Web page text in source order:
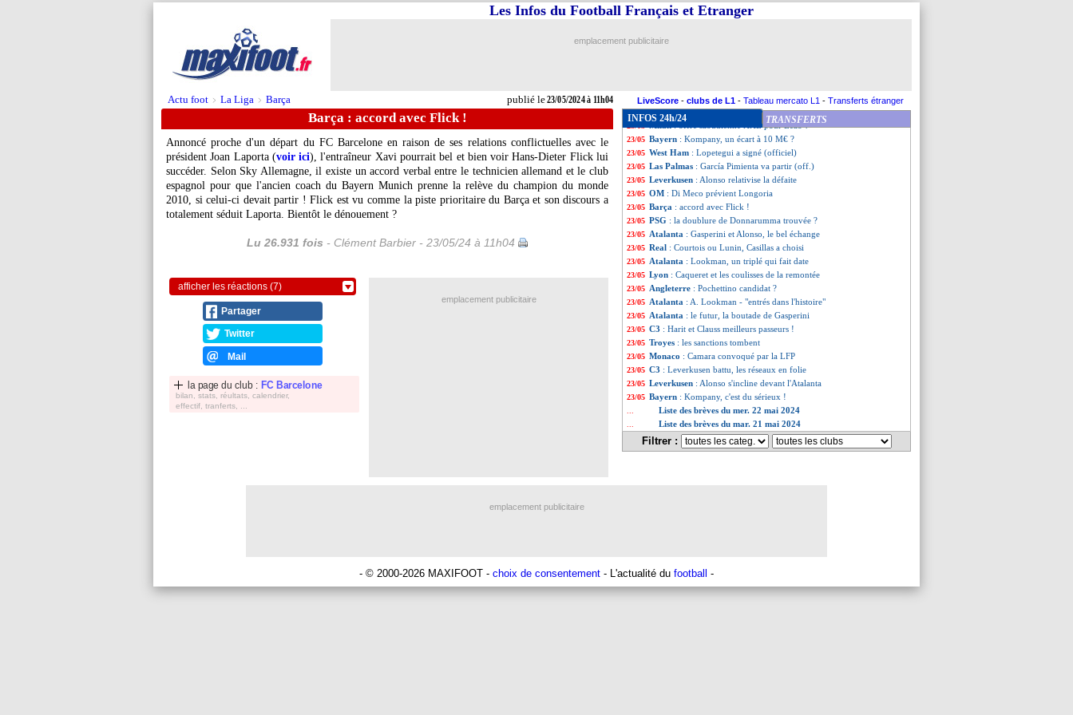
Actu foot > La Liga > Barça publié le23/05/2024 à 11h04
Les Infos du Football Français et Etranger
emplacement publicitaire
LiveScore - clubs de L1 - Tableau mercato L1 - Transferts étranger
Barça : accord avec Flick !
Annoncé proche d'un départ du FC Barcelone en raison de ses relations conflictuelles avec le
président Joan Laporta (voir ici), l'entraîneur Xavi pourrait bel et bien voir Hans-Dieter Flick lui
succéder. Selon Sky Allemagne, il existe un accord verbal entre le technicien allemand et le club
espagnol pour que l'ancien coach du Bayern Munich prenne la relève du champion du monde
2010, si celui-ci devait partir ! Flick est vu comme la piste prioritaire du Barça et son discours a
totalement séduit Laporta. Bientôt le dénouement ?
Lu 26.931 fois - Clément Barbier - 23/05/24 à 11h04
afficher les réactions (7)
Partager
Twitter
Mail
la page du club : FC Barcelone
bilan, stats, réultats, calendrier,
effectif, tranferts, ...
INFOS 24h/24 TRANSFERTS
23/05 Italie: pré-liste sans Verratti pour l'Euro
23/05 Real: Endrick ravi de l'arrivée de Mbappé
23/05 Nantes
23/05 Bologne : Motta quitte bien le navire (officiel)
23/05 Sondage MF: ce sera l'OM pour De Zerbi
: offre saoudienne XXL pour Leão ?
23/05 Bayern : Kompany, un écart à 10 M€ ?
23/05 West Ham : Lopetegui a signé (officiel)
23/05 Las Palmas : García Pimienta va partir (off.)
23/05 Leverkusen : Alonso relativise la défaite
23/05 OM : Di Meco prévient Longoria
23/05 Barça : accord avec Flick !
23/05 PSG : la doublure de Donnarumma trouvée ?
23/05 Atalanta : Gasperini et Alonso, le bel échange
23/05 Real : Courtois ou Lunin, Casillas a choisi
23/05 Atalanta : Lookman, un triplé qui fait date
23/05 Lyon : Caqueret et les coulisses de la remontée
23/05 Angleterre : Pochettino candidat ?
23/05 Atalanta : A. Lookman - "entrés dans l'histoire"
23/05 Atalanta : le futur, la boutade de Gasperini
23/05 C3 : Harit et Clauss meilleurs passeurs !
23/05 Troyes : les sanctions tombent
23/05 Monaco : Camara convoqué par la LFP
23/05 C3 : Leverkusen battu, les réseaux en folie
23/05 Leverkusen : Alonso s'incline devant l'Atalanta
23/05 Bayern : Kompany, c'est du sérieux !
Liste des brèves du mer. 22 mai 2024
Liste des brèves du mar. 21 mai 2024
Filtrer :
emplacement publicitaire
emplacement publicitaire
- © 2000-2026 MAXIFOOT - choix de consentement - L'actualité du football -